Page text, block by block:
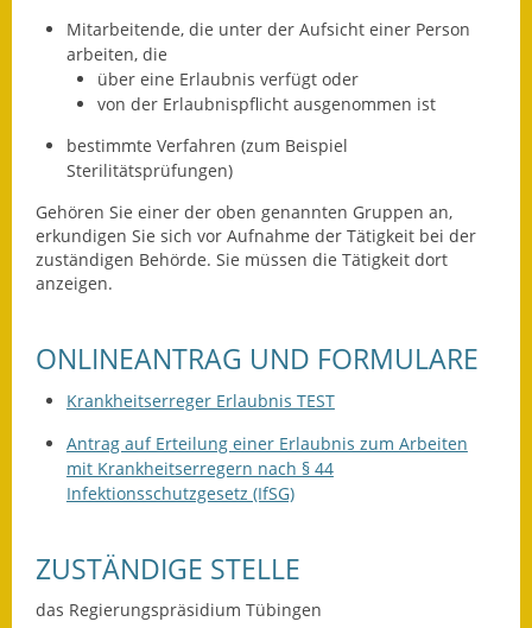
Landesstraße
Kreisstraße
Ausweichfahrplan
Buslinie 168
Zahlen und Fakten
Rathaus
Bauhof Notzingen
Beratungsstellen im
Mitarbeitende, die unter der Aufsicht einer Person
arbeiten, die
über eine Erlaubnis verfügt oder
von der Erlaubnispflicht ausgenommen ist
bestimmte Verfahren (zum Beispiel
Sterilitätsprüfungen)
Gehören Sie einer der oben genannten Gruppen an,
erkundigen Sie sich vor Aufnahme der Tätigkeit bei der
zuständigen Behörde. Sie müssen die Tätigkeit dort
anzeigen.
ONLINEANTRAG UND FORMULARE
Krankheitserreger Erlaubnis TEST
Antrag auf Erteilung einer Erlaubnis zum Arbeiten
mit Krankheitserregern nach § 44
Infektionsschutzgesetz (IfSG)
ZUSTÄNDIGE STELLE
das Regierungspräsidium Tübingen